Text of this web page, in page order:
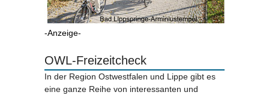
-Anzeige-
OWL-Freizeitcheck
In der Region Ostwestfalen und Lippe gibt es
eine ganze Reihe von interessanten und